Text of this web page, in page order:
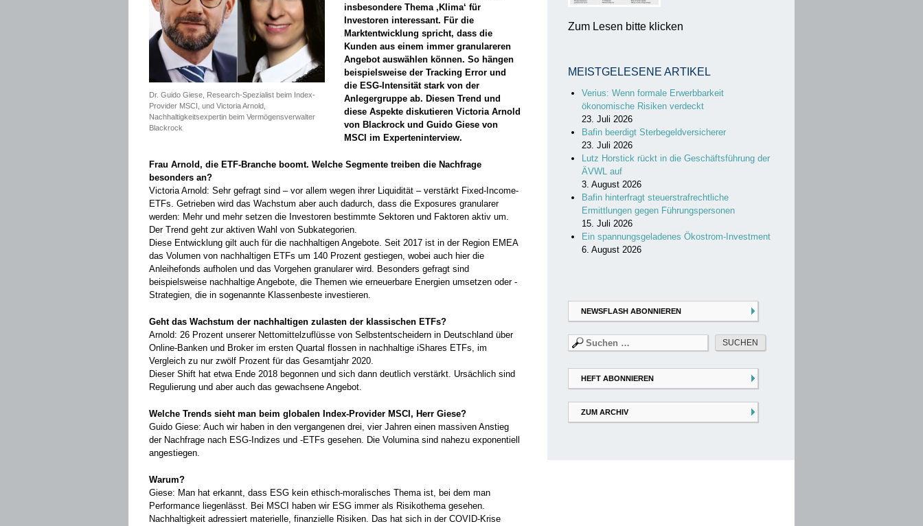
Dr. Guido Giese, Research-Spezialist beim Index-
Provider MSCI, und Victoria Arnold,
Nachhaltigkeitsexpertin beim Vermögensverwalter
Blackrock
insbesondere Thema ‚Klima‘ für
Investoren interessant. Für die
Marktentwicklung spricht, dass die
Kunden aus einem immer granulareren
Angebot auswählen können. So hängen
beispielsweise der Tracking Error und
die ESG-Intensität stark von der
Anlegergruppe ab. Diesen Trend und
diese Aspekte diskutieren Victoria Arnold
von Blackrock und Guido Giese von
MSCI im Experteninterview.
Frau Arnold, die ETF-Branche boomt. Welche Segmente treiben die Nachfrage
besonders an?
Victoria Arnold: Sehr gefragt sind – vor ­allem wegen ihrer Liquidität – verstärkt Fixed-Income-
ETFs. Getrieben wird das Wachstum aber auch dadurch, dass die ­Exposures granularer
werden: Mehr und mehr setzen die Investoren bestimmte Sektoren und Faktoren aktiv um.
Der Trend geht zur aktiven Wahl von Subkategorien.
Diese Entwicklung gilt auch für die ­nachhaltigen Angebote. Seit 2017 ist in der Region EMEA
das Volumen von nach­haltigen ETFs um 140 Prozent gestiegen, wobei auch hier die
Anleihefonds aufholen und das Vorgehen granularer wird. ­Besonders gefragt sind
beispielsweise ­nachhaltige Angebote, die Themen wie ­erneuerbare Energien umsetzen oder ­
Strategien, die in sogenannte Klassenbeste investieren.
Geht das Wachstum der nachhaltigen zulasten der klassischen ETFs?
Arnold: 26 Prozent unserer Nettomittel­zuflüsse von Selbstentscheidern in Deutschland über
Online-Banken und Broker im ersten Quartal flossen in nachhaltige ­iShares ETFs, im
Vergleich zu nur zwölf ­Prozent für das Gesamtjahr 2020.
Dieser Shift hat etwa Ende 2018 begonnen und sich dann deutlich verstärkt. Ursächlich sind
Regulierung und aber auch das ­gewachsene Angebot.
Welche Trends sieht man beim globalen Index-Provider MSCI, Herr Giese?
Guido Giese: Auch wir haben in den vergangenen drei, vier Jahren einen massiven ­Anstieg
der Nachfrage nach ESG-Indizes und -ETFs gesehen. Die Volumina sind ­nahezu exponentiell
angestiegen.
Warum?
Giese: Man hat erkannt, dass ESG kein ethisch-moralisches Thema ist, bei dem man
Performance liegenlässt. Bei MSCI ­haben wir ESG immer als Risikothema ­gesehen.
Nachhaltigkeit adressiert mater­i­elle, finanzielle Risiken. Das hat sich in der COVID-Krise
Zum Lesen bitte klicken
MEISTGELESENE ARTIKEL
Verius: Wenn formale Erwerbbarkeit
ökonomische Risiken verdeckt
23. Juli 2026
Bafin beerdigt Sterbegeldversicherer
23. Juli 2026
Lutz Horstick rückt in die Geschäftsführung der
ÄVWL auf
3. August 2026
Bafin hinterfragt steuerstrafrechtliche
Ermittlungen gegen Führungspersonen
15. Juli 2026
Ein spannungsgeladenes Ökostrom-Investment
6. August 2026
NEWSFLASH ABONNIEREN
Suchen
nach:
HEFT ABONNIEREN
ZUM ARCHIV